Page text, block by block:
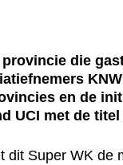
die
en de
met de titel
dit Super WK